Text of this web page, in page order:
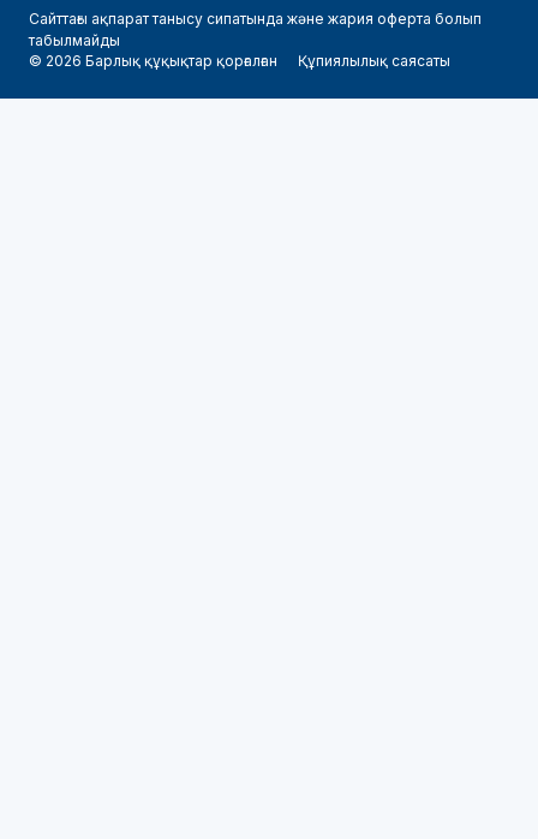
Сайттағы ақпарат танысу сипатында және жария оферта болып
табылмайды
© 2026 Барлық құқықтар қорғалған
Құпиялылық саясаты